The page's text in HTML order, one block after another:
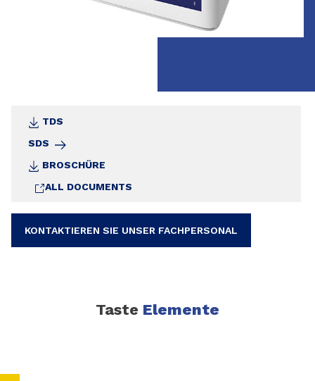
TDS
SDS
BROSCHÜRE
ALL DOCUMENTS
KONTAKTIEREN SIE UNSER FACHPERSONAL
Art.-Nr. 30622886 6 x 1-l-Dose
Art.-Nr. 30622885 5-l-Kanister
Komplett-Information entnehmen Sie bitte
Taste Elemente